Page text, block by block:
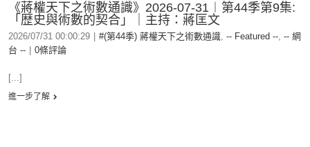
《蔣權天下之術數通識》2026-07-31︱第44季第9集:
「歴史與術數的契合」｜主持：蔣匡文
2026/07/31 00:00:29 #(第44季) 蔣權天下之術數通識, -- Featured --, -- 網
台 --
0條評論
[...]
進一步了解